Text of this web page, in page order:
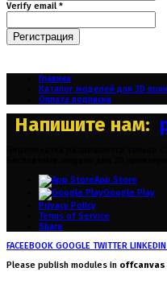
Verify email *
Регистрация
Главная
Каталог моделей для 3D
Оплата подписки
Напишите нам:
App Store
Google Play
Privacy Policy
Terms of Service
Share
FACEEBOOK GOOGLE TWITTER LINKEDIN
Please publish modules in offcanvas